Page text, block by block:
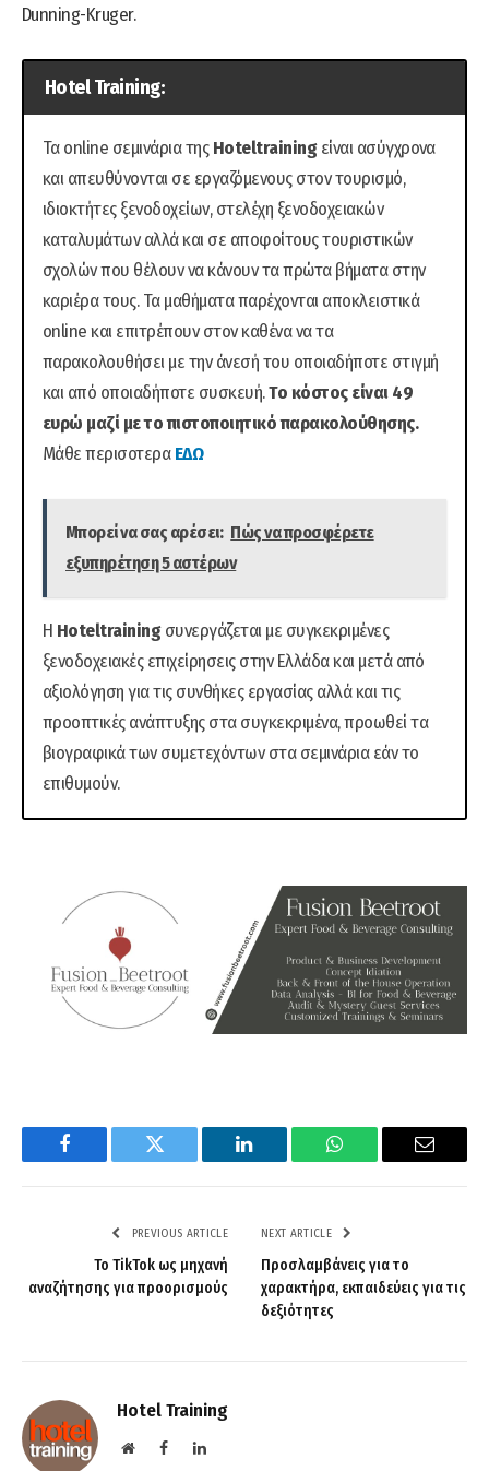
Dunning-Kruger.
Hotel Training:
Τα online σεμινάρια τηςHoteltrainingείναι ασύγχρονα
και απευθύνονται σε εργαζόμενους στον τουρισμό,
ιδιοκτήτες ξενοδοχείων, στελέχη ξενοδοχειακών
καταλυμάτων αλλά και σε αποφοίτους τουριστικών
σχολών που θέλουν να κάνουν τα πρώτα βήματα στην
καριέρα τους. Τα μαθήματα παρέχονται αποκλειστικά
οnline και επιτρέπουν στον καθένα να τα
παρακολουθήσει με την άνεσή του οποιαδήποτε στιγμή
και από οποιαδήποτε συσκευή.Το κόστος είναι 49
ευρώ μαζί με το πιστοποιητικό παρακολούθησης.
Μάθε περισοτεραΕΔΩ
Μπορεί να σας αρέσει: Πώς να προσφέρετε
εξυπηρέτηση 5 αστέρων
Η Hoteltrainingσυνεργάζεται με συγκεκριμένες
ξενοδοχειακές επιχείρησεις στην Ελλάδα και μετά από
αξιολόγηση για τις συνθήκες εργασίας αλλά και τις
προοπτικές ανάπτυξης στα συγκεκριμένα, προωθεί τα
βιογραφικά των συμετεχόντων στα σεμινάρια εάν το
επιθυμούν.
Facebook Twitter LinkedIn WhatsApp Email
PREVIOUS ARTICLE
Το TikTok ως μηχανή
αναζήτησης για προορισμούς
NEXT ARTICLE
Προσλαμβάνεις για το
χαρακτήρα, εκπαιδεύεις για τις
δεξιότητες
Hotel Training
WebsiteFacebookLinkedIn